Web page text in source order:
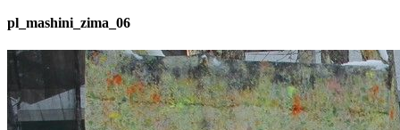
pl_mashini_zima_06